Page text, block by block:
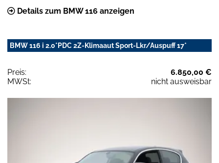
Details zum BMW 116 anzeigen
BMW 116 i 2.0*PDC 2Z-Klimaaut Sport-Lkr/Auspuff 17*
Preis:
6.850,00 €
MWSt:
nicht ausweisbar